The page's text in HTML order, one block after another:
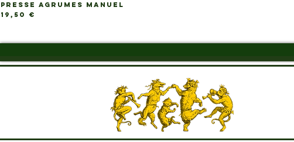
PRESSE AGRUMES MANUEL
Prix
19,50 €